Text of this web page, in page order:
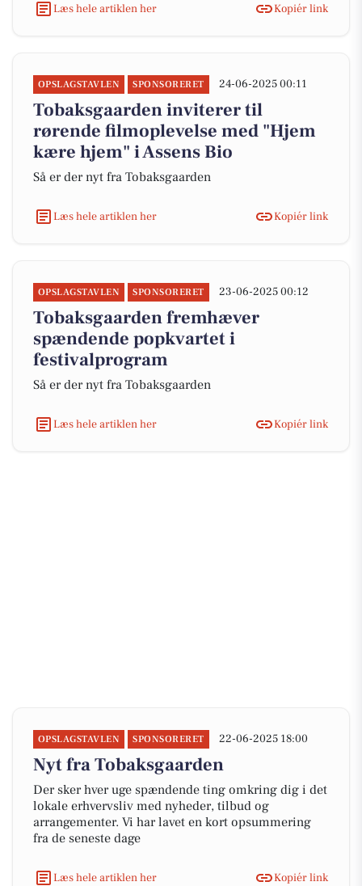
Læs hele artiklen her Kopiér link
OPSLAGSTAVLEN SPONSORERET 24-06-2025 00:11
Tobaksgaarden inviterer til
rørende filmoplevelse med "Hjem
kære hjem" i Assens Bio
Så er der nyt fra Tobaksgaarden
Læs hele artiklen her Kopiér link
OPSLAGSTAVLEN SPONSORERET 23-06-2025 00:12
Tobaksgaarden fremhæver
spændende popkvartet i
festivalprogram
Så er der nyt fra Tobaksgaarden
Læs hele artiklen her Kopiér link
OPSLAGSTAVLEN SPONSORERET 22-06-2025 18:00
Nyt fra Tobaksgaarden
Der sker hver uge spændende ting omkring dig i det
lokale erhvervsliv med nyheder, tilbud og
arrangementer. Vi har lavet en kort opsummering
fra de seneste dage
Læs hele artiklen her Kopiér link